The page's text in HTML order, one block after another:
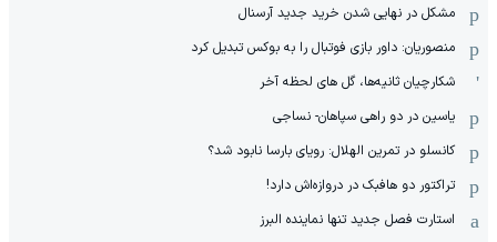
مشکل در نهایی شدن خرید جدید آرسنال
منصوریان: داور بازی فوتبال را به بوکس تبدیل کرد
شکارچیان ثانیه‌ها، گل های لحظه آخر
یاسین در دو راهی سپاهان- نساجی
کانسلو در تمرین الهلال: رویای بارسا نابود شد؟
تراکتور دو هافبک در دروازه‌اش دارد!
استارت فصل جدید تنها نماینده البرز